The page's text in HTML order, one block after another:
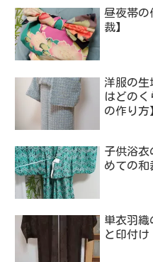
昼夜帯
裁】
洋服の生
はどの
の作り方
子供浴
めての
単衣羽
と印付け